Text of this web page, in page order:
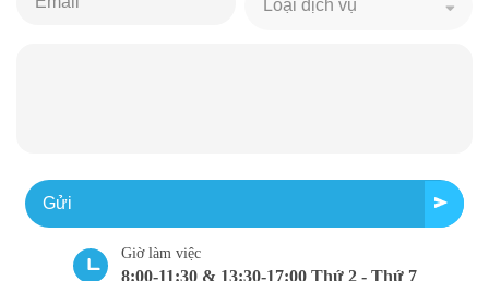
Gửi
Giờ làm việc
8:00-11:30 & 13:30-17:00 Thứ 2 - Thứ 7